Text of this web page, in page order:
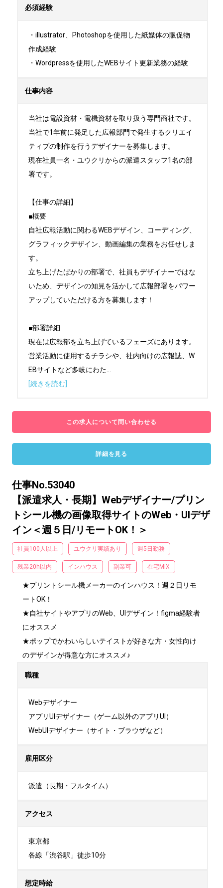
必須経験
・illustrator、Photoshopを使用した紙媒体の販促物
作成経験
・Wordpressを使用したWEBサイト更新業務の経験
仕事内容
当社は電設資材・電機資材を取り扱う専門商社です。
当社で1年前に発足した広報部門で発生するクリエイ
ティブの制作を行うデザイナーを募集します。
現在社員一名・ユウクリからの派遣スタッフ1名の部
署です。
【仕事の詳細】
■概要
自社広報活動に関わるWEBデザイン、コーディング、
グラフィックデザイン、動画編集の業務をお任せしま
す。
立ち上げたばかりの部署で、社員もデザイナーではな
いため、デザインの知見を活かして広報部署をパワー
アップしていただける方を募集します！
■部署詳細
現在は広報部を立ち上げているフェーズにあります。
営業活動に使用するチラシや、社内向けの広報誌、W
EBサイトなど多岐にわた...
[続きを読む]
この求人について問い合わせる
詳細を見る
仕事No.53040
【派遣求人・長期】Webデザイナー/プリン
トシール機の画像取得サイトのWeb・UIデザ
イン＜週５日/リモートOK！＞
社員100人以上 ユウクリ実績あり 週5日勤務
残業20h以内 インハウス 副業可 在宅MIX
★プリントシール機メーカーのインハウス！週２日リモ
ートOK！
★自社サイトやアプリのWeb、UIデザイン！figma経験者
にオススメ
★ポップでかわいらしいテイストが好きな方・女性向け
のデザインが得意な方にオススメ♪
職種
Webデザイナー
アプリUIデザイナー（ゲーム以外のアプリUI）
WebUIデザイナー（サイト・ブラウザなど）
雇用区分
派遣（長期・フルタイム）
アクセス
東京都
各線「渋谷駅」徒歩10分
想定時給